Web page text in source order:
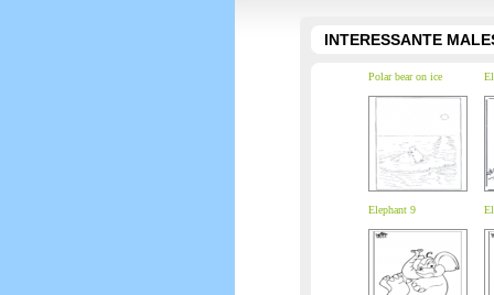
INTERESSANTE
Polar bear on ice
Elephant 9